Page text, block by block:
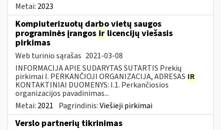
Metai: 2023
Kompiuterizuotų darbo vietų saugos
programinės įrangos ir licencijų viešasis
pirkimas
Web turinio sąrašas 2021-03-08
INFORMACIJA APIE SUDARYTAS SUTARTIS Prekių
pirkimai I. PERKANČIOJI ORGANIZACIJA, ADRESAS IR
KONTAKTINIAI DUOMENYS: I.1. Perkančiosios
organizacijos pavadinimas...
Metai: 2021 Pagrindinis:Viešieji pirkimai
Verslo partnerių tikrinimas